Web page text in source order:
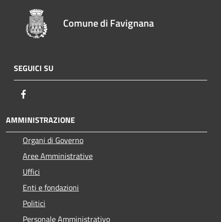
Comune di Favignana
SEGUICI SU
AMMINISTRAZIONE
Organi di Governo
Aree Amministrative
Uffici
Enti e fondazioni
Politici
Personale Amministrativo